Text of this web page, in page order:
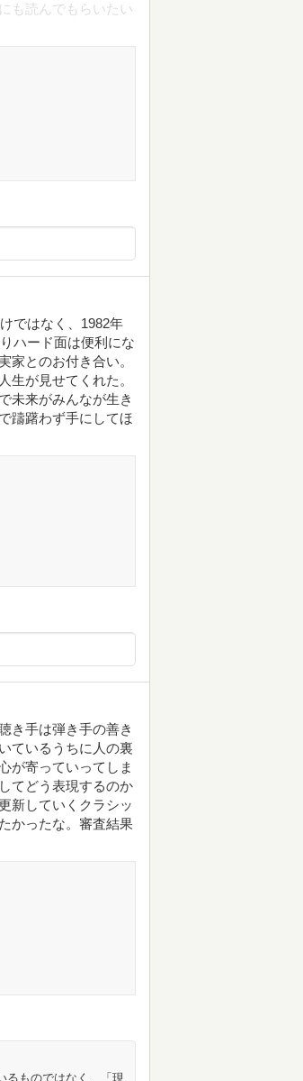
も読んでもらいたい
ではなく、1982年
ハード面は便利にな
家とのお付き合い。
生が見せてくれた。
未来がみんなが生き
躊躇わず手にしてほ
き手は弾き手の善き
ているうちに人の裏
が寄っていってしま
てどう表現するのか
新していくクラシッ
かったな。審査結果
るものではなく、「現